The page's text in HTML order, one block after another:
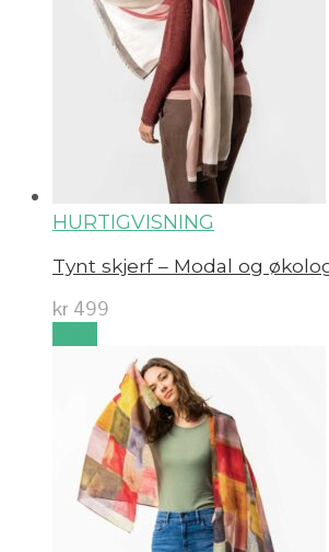
HURTIGVISNING
Tynt skjerf – Modal og
kr 499